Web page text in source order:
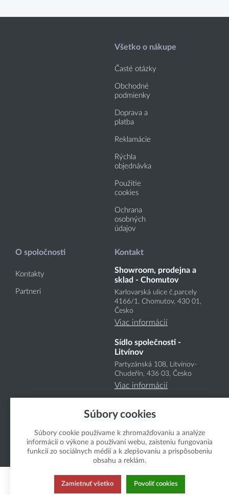
Všetko o nákupe
Časté otázky
Obchodné
podmienky
Doprava a
platba
Reklamácie
Rýchla
objednávka
Použitie
cookies
Ochrana
osobných
údajov
O spoločnosti
Kontakty
Partneri
Kontakt
Showroom, prodejna a
sklad - Chomutov
Karlovarská ulice č.parcely
4166/1, Chomutov, 430 01,
Česko
Viac informácií
Sídlo společnosti -
Litvínov
Partyzánská 108, Litvínov-
Chudeřín, 436 03, Česko
Viac informácií
Copyright Boukal.SK 2026
Súbory cookies
Súbory cookie používame k zhromažďovaniu a analýze
informácií o výkone a používaní webu, zaisteniu fungovania
funkcií zo sociálnych médií a k zlepšovaniu a prispôsobeniu
obsahu a reklám.
Zamietnuť všetko Povoliť cookies